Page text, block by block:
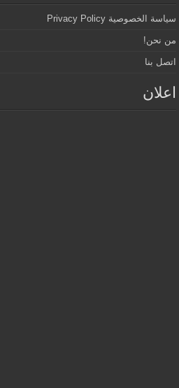
سياسة الخصوصية Privacy Policy
من نحن!
اتصل بنا
اعلان